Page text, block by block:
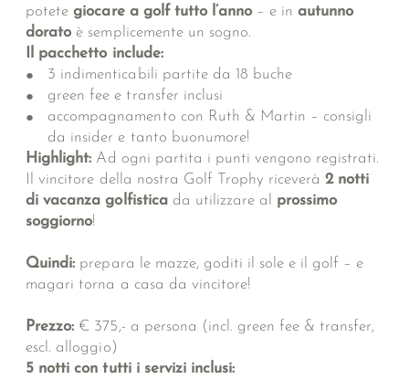
potetegiocare a golf tutto l’anno– e inautunno
dorato è semplicemente un sogno.
Il pacchetto include:
3 indimenticabili partite da 18 buche
green fee e transfer inclusi
accompagnamento con Ruth & Martin – consigli
da insider e tanto buonumore!
Highlight: Ad ogni partita i punti vengono registrati.
Il vincitore della nostra Golf Trophy riceverà2 notti
di vacanza golfisticada utilizzare al prossimo
soggiorno!
Quindi: prepara le mazze, goditi il sole e il golf – e
magari torna a casa da vincitore!
Prezzo: € 375,- a persona (incl. green fee & transfer,
escl. alloggio)
5 notti con tutti i servizi inclusi: